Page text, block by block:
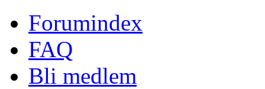
Forumindex
FAQ
Bli medlem